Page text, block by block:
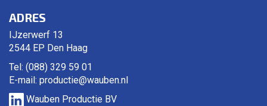
ADRES
IJzerwerf 13
2544 EP Den Haag
Tel: (088) 329 59 01
E-mail: productie@wauben.nl
Wauben Productie BV